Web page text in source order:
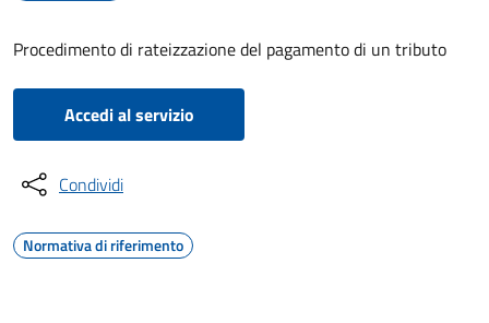
Procedimento di rateizzazione del pagamento di un tributo
Accedi al servizio
Condividi
Normativa di riferimento